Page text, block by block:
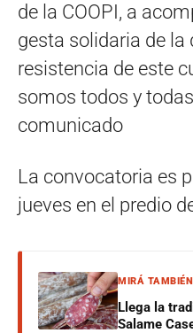
de la COOPI, a
gesta solidaria de la
resistencia de este
somos todos y
comunicado
La convocatoria es
jueves en el predio
MIRÁ TAMBIÉN
Llega la
Salame